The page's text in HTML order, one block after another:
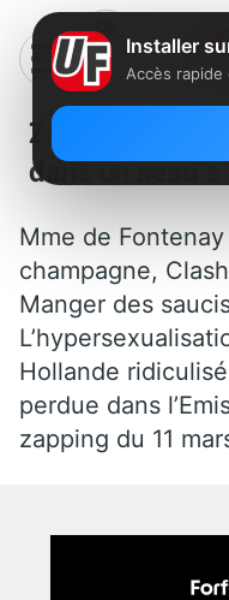
Zapping :
dans un seau
Mme de
champagne,
Manger des
Hollande
perdue dans
zapping du 11
Installer
Accès